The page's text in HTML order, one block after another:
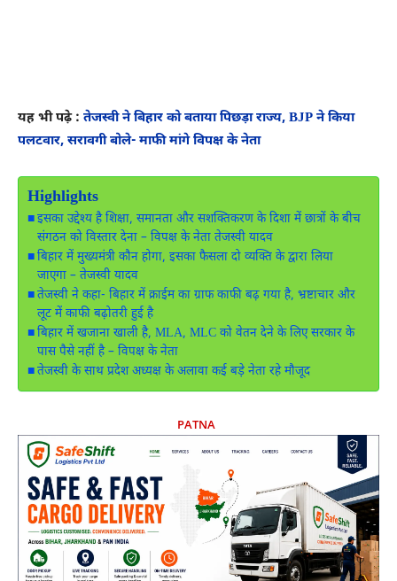
यह भी पढ़े : तेजस्वी ने बिहार को बताया पिछड़ा राज्य, BJP ने किया
पलटवार, सरावगी बोले- माफी मांगे विपक्ष के नेता
Highlights
इसका उद्देश्य है शिक्षा, समानता और सशक्तिकरण के दिशा में छात्रों के बीच
संगठन को विस्तार देना – विपक्ष के नेता तेजस्वी यादव
बिहार में मुख्यमंत्री कौन होगा, इसका फैसला दो व्यक्ति के द्वारा लिया
जाएगा – तेजस्वी यादव
तेजस्वी ने कहा- बिहार में क्राईम का ग्राफ काफी बढ़ गया है, भ्रष्टाचार और
लूट में काफी बढ़ोतरी हुई है
बिहार में खजाना खाली है, MLA, MLC को वेतन देने के लिए सरकार के
पास पैसे नहीं है – विपक्ष के नेता
तेजस्वी के साथ प्रदेश अध्यक्ष के अलावा कई बड़े नेता रहे मौजूद
PATNA